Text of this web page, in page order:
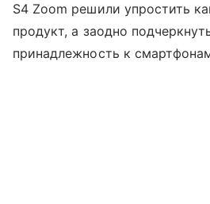
S4 Zoom решили упростить
продукт, а заодно
принадлежность к